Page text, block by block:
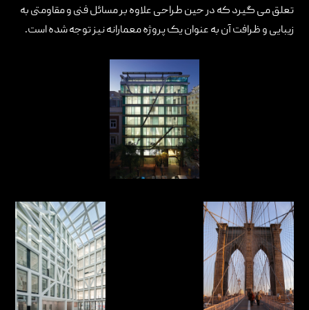
تعلق می گیرد که در حین طراحی علاوه بر مسائل فنی و مقاومتی به
زیبایی و ظرافت آن به عنوان یک پروژه معمارانه نیز توجه شده است.